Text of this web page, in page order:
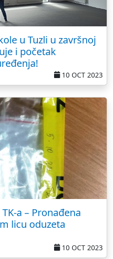
u Tuzli u završnoj
i početak
10 OCT 2023
a – Pronađena
licu oduzeta
10 OCT 2023